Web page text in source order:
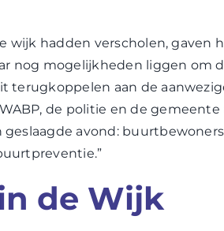
wijk hadden verscholen, gaven
nog mogelijkheden liggen om
terugkoppelen aan de
de politie en de
avond:
de Wijk